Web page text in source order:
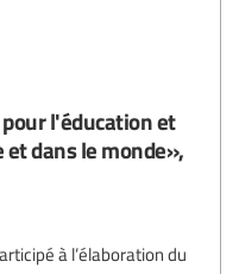
l'éducation et
dans le monde»,
à l’élaboration du